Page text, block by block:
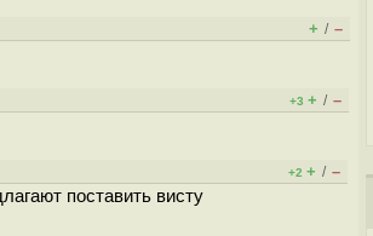
+ / –
+3 + / –
+2 + / –
поставить висту